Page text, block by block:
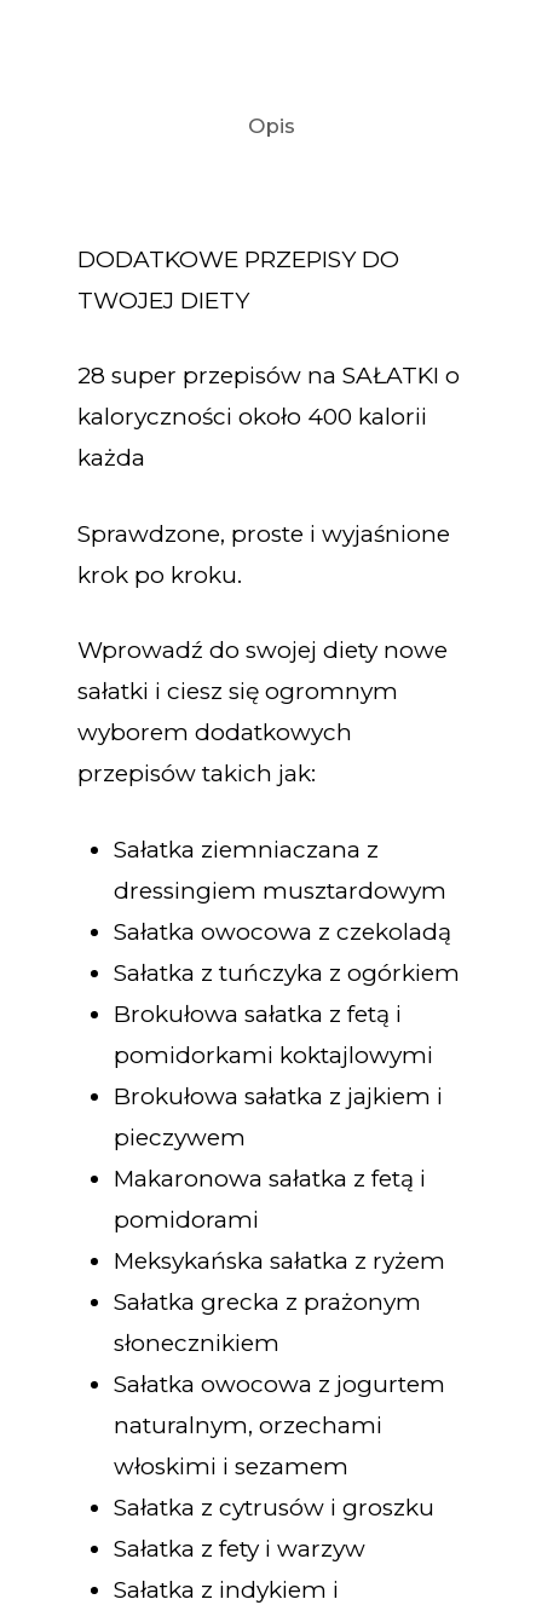
Opis
DODATKOWE PRZEPISY DO
TWOJEJ DIETY
28 super przepisów na SAŁATKI o
kaloryczności około 400 kalorii
każda
Sprawdzone, proste i wyjaśnione
krok po kroku.
Wprowadź do swojej diety nowe
sałatki i ciesz się ogromnym
wyborem dodatkowych
przepisów takich jak:
Sałatka ziemniaczana z
dressingiem musztardowym
Sałatka owocowa z czekoladą
Sałatka z tuńczyka z ogórkiem
Brokułowa sałatka z fetą i
pomidorkami koktajlowymi
Brokułowa sałatka z jajkiem i
pieczywem
Makaronowa sałatka z fetą i
pomidorami
Meksykańska sałatka z ryżem
Sałatka grecka z prażonym
słonecznikiem
Sałatka owocowa z jogurtem
naturalnym, orzechami
włoskimi i sezamem
Sałatka z cytrusów i groszku
Sałatka z fety i warzyw
Sałatka z indykiem i